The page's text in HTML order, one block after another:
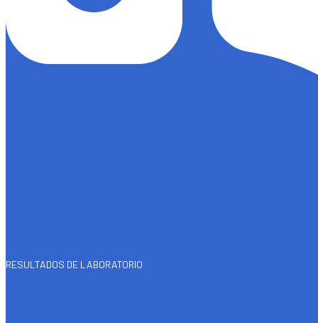
RESULTADOS DE LABORATORIO